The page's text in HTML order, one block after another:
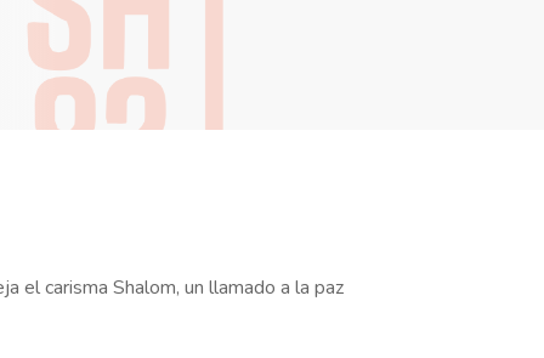
el carisma Shalom, un llamado a la paz